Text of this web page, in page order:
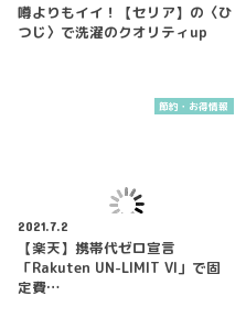
噂よりもイイ！【セリア】の〈ひ
つじ〉で洗濯のクオリティup
節約・お得情報
2021.7.2
【楽天】携帯代ゼロ宣言
「Rakuten UN-LIMIT VI」で固
定費…